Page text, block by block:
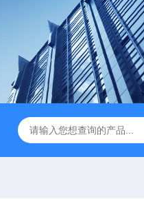
ST800-EA红外灭菌器